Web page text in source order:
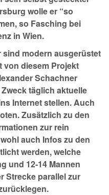
wolle er “so
so Fasching bei
in Wien.
modern ausgerüstet
von diesem Projekt
Schachner
täglich aktuelle
Internet stellen. Auch
Zusätzlich zu den
zur rein
auch Infos zu den
werden, welche
und 12-14 Mannen
Strecke parallel zur